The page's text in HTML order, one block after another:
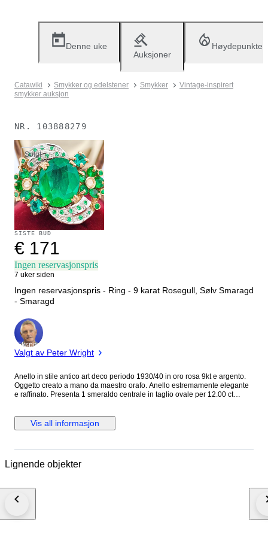
Denne uke
Auksjoner
Høydepunkter
Catawiki Smykker og edelstener Smykker
Vintage-inspirert
smykker auksjon
NR. 103888279
Solgt
SISTE BUD
€ 171
Ingen reservasjonspris
7 uker siden
Ingen reservasjonspris - Ring - 9 karat Rosegull, Sølv Smaragd
- Smaragd
Ekspert
Valgt av Peter Wright
Anello in stile antico art deco periodo 1930/40 in oro rosa 9kt e argento.
Oggetto creato a mano da maestro orafo. Anello estremamente elegante
e raffinato. Presenta 1 smeraldo centrale in taglio ovale per 12.00 ct
anello italiana.14.5 Misura anello francese: 54.5 Dimensioni corona:3.00
x 2.50 cm. Pietre di colore idrotermali. Sarà spedito in astuccio regalo con
dell’oggetto con caratteristiche delle pietre e dell’oro. Oggetto lavorato a
nostri costi di spedizione includono una copertura assicurativa completa
laboratorio con un processo che imita la formazione naturale, offrendo
Vis all informasjon
Lignende objekter